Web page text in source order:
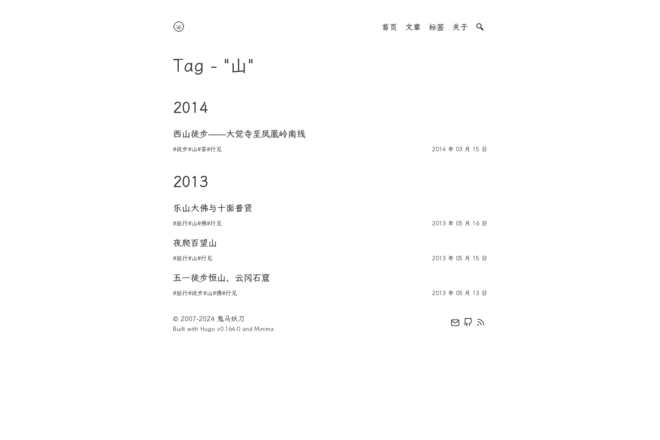
🌝 首页 文章 标签 关于 🔍
Tag - "山"
2014
西山徒步——大觉寺至凤凰岭南线
#徒步#山#茶#行见 2014 年 03 月 15 日
2013
乐山大佛与十面普贤
#旅行#山#佛#行见 2013 年 05 月 16 日
夜爬百望山
#旅行#山#行见 2013 年 05 月 15 日
五一徒步恒山、云冈石窟
#旅行#徒步#山#佛#行见 2013 年 05 月 13 日
© 2007-2024 鬼马妖刀
Built with Hugo v0.164.0 and Minima